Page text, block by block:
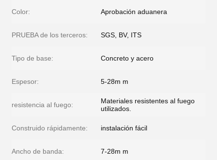
Color: Aprobación aduanera
PRUEBA de los terceros: SGS, BV, ITS
Tipo de base: Concreto y acero
Espesor: 5-28m m
resistencia al fuego:
Materiales resistentes al fuego
utilizados.
Construido rápidamente: instalación fácil
Ancho de banda: 7-28m m